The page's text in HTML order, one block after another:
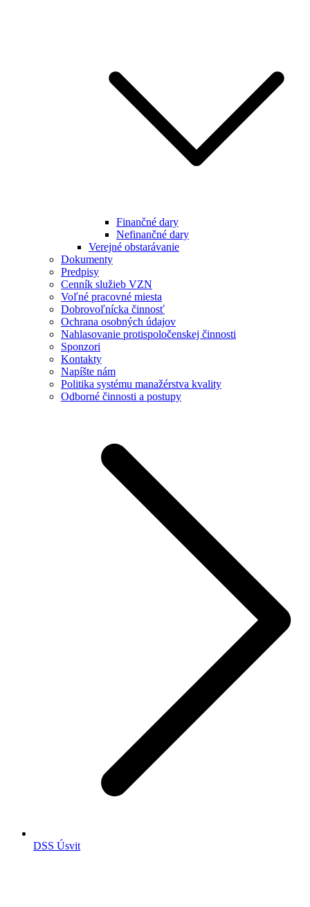
Finančné dary
Nefinančné dary
Verejné obstarávanie
Dokumenty
Predpisy
Cenník služieb VZN
Voľné pracovné miesta
Dobrovoľnícka činnosť
Ochrana osobných údajov
Nahlasovanie protispoločenskej činnosti
Sponzori
Kontakty
Napíšte nám
Politika systému manažérstva kvality
Odborné činnosti a postupy
DSS Úsvit